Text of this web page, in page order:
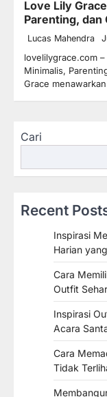
Love Lily
Parenting, dan
Lucas Mahendra
lovelilygrace.com
Minimalis,
Grace
Cari
Recent
Inspirasi
Harian
Cara
Outfit
Inspirasi
Acara
Cara
Tidak